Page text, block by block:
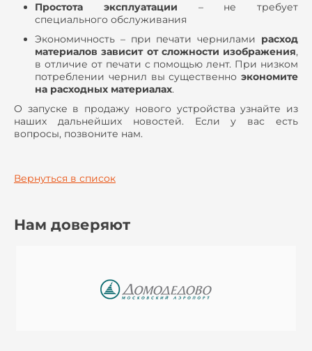
Простота эксплуатации – не требует
специального обслуживания
Экономичность – при печати чернилами расход
материалов зависит от сложности изображения,
в отличие от печати с помощью лент. При низком
потреблении чернил вы существенно экономите
на расходных материалах.
О запуске в продажу нового устройства узнайте из
наших дальнейших новостей. Если у вас есть
вопросы, позвоните нам.
Вернуться в список
Нам доверяют